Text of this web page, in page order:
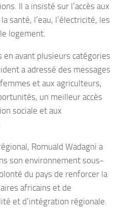
Il a insisté sur l’accès aux
santé, l’eau, l’électricité, les
logement.
en avant plusieurs catégories
a adressé des messages
et aux agriculteurs,
un meilleur accès
sociale et aux
Romuald Wadagni a
son environnement sous-
du pays de renforcer la
africains et de
et d’intégration régionale.